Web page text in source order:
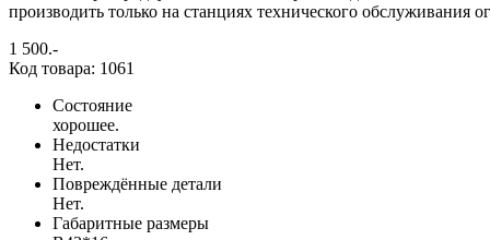
производить только на станциях технического обслуживания
1 500.-
Код товара: 1061
Состояние
хорошее.
Недостатки
Нет.
Повреждённые детали
Нет.
Габаритные размеры